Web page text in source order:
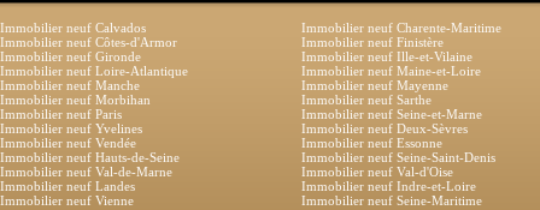
Immobilier neuf Calvados
Immobilier neuf Charente-Maritime
Immobilier neuf Côtes-d'Armor
Immobilier neuf Finistère
Immobilier neuf Gironde
Immobilier neuf Ille-et-Vilaine
Immobilier neuf Loire-Atlantique
Immobilier neuf Maine-et-Loire
Immobilier neuf Manche
Immobilier neuf Mayenne
Immobilier neuf Morbihan
Immobilier neuf Sarthe
Immobilier neuf Paris
Immobilier neuf Seine-et-Marne
Immobilier neuf Yvelines
Immobilier neuf Deux-Sèvres
Immobilier neuf Vendée
Immobilier neuf Essonne
Immobilier neuf Hauts-de-Seine
Immobilier neuf Seine-Saint-Denis
Immobilier neuf Val-de-Marne
Immobilier neuf Val-d'Oise
Immobilier neuf Landes
Immobilier neuf Indre-et-Loire
Immobilier neuf Vienne
Immobilier neuf Seine-Maritime